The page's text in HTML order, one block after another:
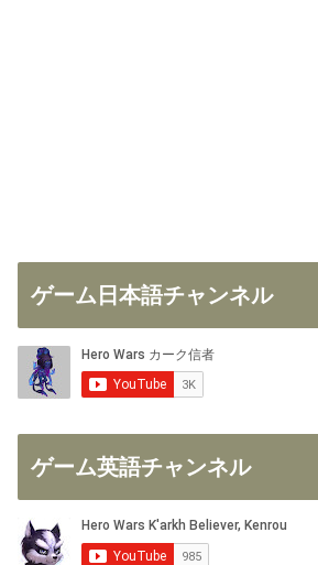
ゲーム日本語チャンネル
ゲーム英語チャンネル